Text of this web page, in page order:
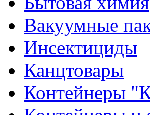
Вакуумные
Инсектициды
Канцтовары
Контейнеры